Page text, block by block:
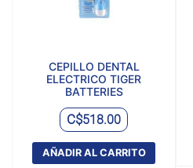
CEPILLO DENTAL
ELECTRICO TIGER
BATTERIES
C$518.00
AÑADIR AL CARRITO